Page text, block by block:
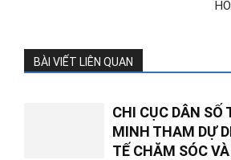
BÀI VIẾT LIÊN QUAN
CHI CỤC DÂN SỐ
MINH THAM DỰ
TẾ CHĂM SÓC